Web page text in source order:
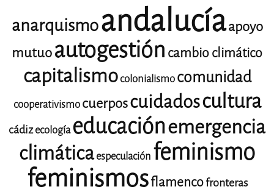
anarquismoandalucíaapoyo
mutuoautogestión cambio climático
capitalismocolonialismocomunidad
cooperativismocuerposcuidadoscultura
cádizecología educaciónemergencia
climáticaespeculación feminismo
feminismosflamencofronteras